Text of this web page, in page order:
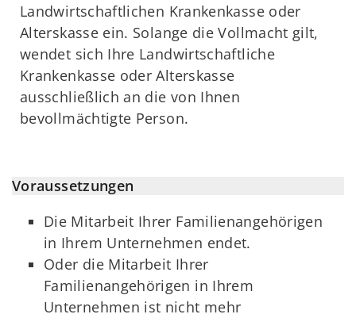
Landwirtschaftlichen Krankenkasse oder
Alterskasse ein. Solange die Vollmacht gilt,
wendet sich Ihre Landwirtschaftliche
Krankenkasse oder Alterskasse
ausschließlich an die von Ihnen
bevollmächtigte Person.
Voraussetzungen
Die Mitarbeit Ihrer Familienangehörigen
in Ihrem Unternehmen endet.
Oder die Mitarbeit Ihrer
Familienangehörigen in Ihrem
Unternehmen ist nicht mehr